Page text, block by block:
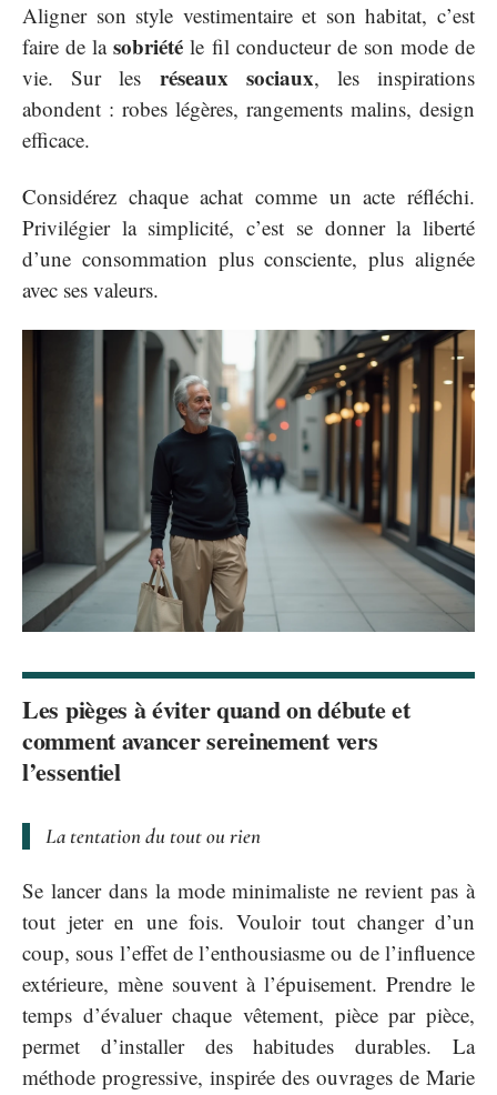
Aligner son style vestimentaire et son habitat, c’est
faire de lasobriété le fil conducteur de son mode de
vie. Sur les réseaux sociaux, les inspirations
abondent : robes légères, rangements malins, design
efficace.
Considérez chaque achat comme un acte réfléchi.
Privilégier la simplicité, c’est se donner la liberté
d’une consommation plus consciente, plus alignée
avec ses valeurs.
Les pièges à éviter quand on débute et
comment avancer sereinement vers
l’essentiel
La tentation du tout ou rien
Se lancer dans la mode minimaliste ne revient pas à
tout jeter en une fois. Vouloir tout changer d’un
coup, sous l’effet de l’enthousiasme ou de l’influence
extérieure, mène souvent à l’épuisement. Prendre le
temps d’évaluer chaque vêtement, pièce par pièce,
permet d’installer des habitudes durables. La
méthode progressive, inspirée des ouvrages de Marie